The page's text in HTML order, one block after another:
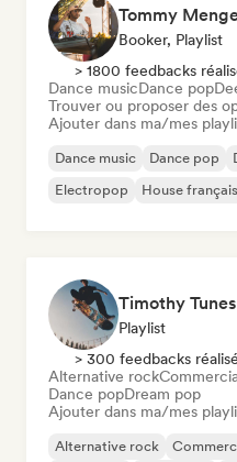
Tommy
Booker, Playlist
> 1800 feedbacks
Dance musicDance pop
Trouver ou proposer des
Ajouter dans ma/mes
Dance music Dance pop
Electropop
House
Timothy Tunes
Playlist
> 300 feedbacks
Alternative rock
Dance popDream pop
Ajouter dans ma/mes
Alternative rock